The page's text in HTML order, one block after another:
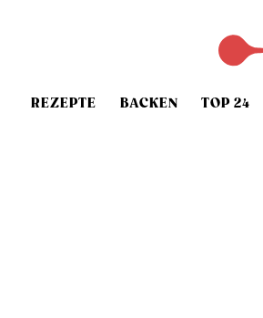
REZEPTE BACKEN TOP 24